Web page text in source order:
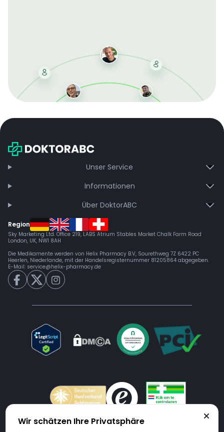
bei jeder Bestellung, erhalten schnelle Lieferung und
Unser Service
Informationen
Über DoktorABC
Region
Sky Marketing Ltd. Office 219, LABS Atrium Stables Market Chalk Farm Road
London, UK, NW1 8AH
Die Medikamente werden von Helix Pharmacy B.V, Sourethweg 7Z 6422 PC
Heerlen, Niederlande, mit der Handelsregisternummer 81205864 abgegeben.
E-Mail: service@helix-pharmacy.de
Wir schätzen Ihre Privatsphäre